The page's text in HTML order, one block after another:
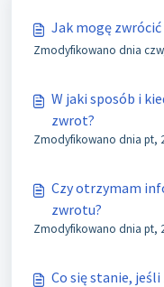
Jak mogę
Zmodyfikowano dnia
W jaki sposób i
zwrot?
Zmodyfikowano dnia pt,
Czy otrzymam
zwrotu?
Zmodyfikowano dnia pt,
Co się stanie,